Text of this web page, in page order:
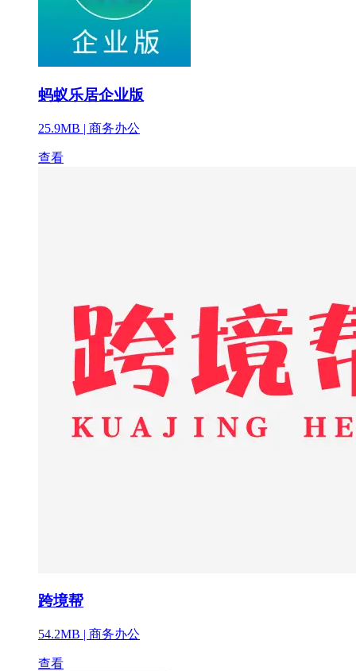
蚂蚁乐居企业版
25.9MB | 商务办公
查看
跨境帮
54.2MB | 商务办公
查看